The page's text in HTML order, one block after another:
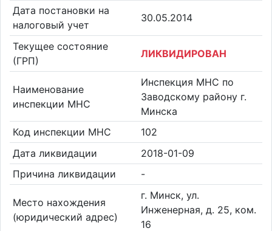
Дата постановки на
налоговый учет
30.05.2014
Текущее состояние
(ГРП)
ЛИКВИДИРОВАН
Наименование
инспекции МНС
Инспекция МНС по
Заводскому району г.
Минска
Код инспекции МНС
102
Дата ликвидации
2018-01-09
Причина ликвидации
-
Место нахождения
(юридический адрес)
г. Минск, ул.
Инженерная, д. 25, ком.
16